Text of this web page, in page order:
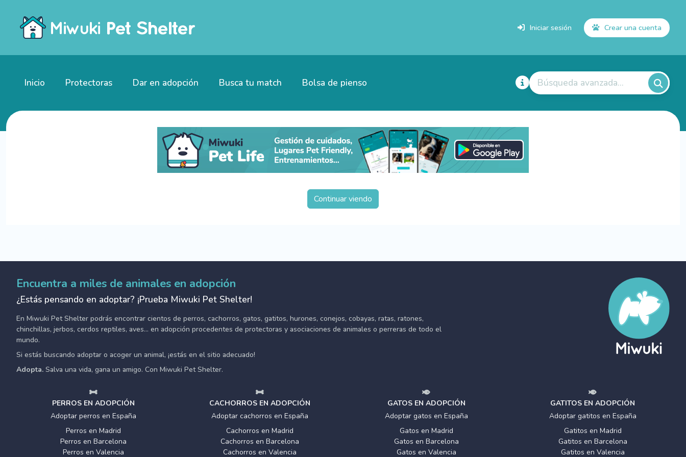
Iniciar sesión Crear una cuenta
Inicio Protectoras Dar en adopción Busca tu match Bolsa de pienso Búsqueda avanzada...
Continuar viendo
Encuentra a miles de animales en adopción
¿Estás pensando en adoptar? ¡Prueba Miwuki Pet Shelter!
En Miwuki Pet Shelter podrás encontrar cientos de perros, cachorros, gatos, gatitos, hurones, conejos, cobayas, ratas, ratones,
chinchillas, jerbos, cerdos reptiles, aves... en adopción procedentes de protectoras y asociaciones de animales o perreras de todo el
mundo.
Si estás buscando adoptar o acoger un animal, ¡estás en el sitio adecuado!
Adopta. Salva una vida, gana un amigo. Con Miwuki Pet Shelter.
PERROS EN ADOPCIÓN
Adoptar perros en España
Perros en Madrid
Perros en Barcelona
Perros en Valencia
CACHORROS EN ADOPCIÓN
Adoptar cachorros en España
Cachorros en Madrid
Cachorros en Barcelona
Cachorros en Valencia
GATOS EN ADOPCIÓN
Adoptar gatos en España
Gatos en Madrid
Gatos en Barcelona
Gatos en Valencia
GATITOS EN ADOPCIÓN
Adoptar gatitos en España
Gatitos en Madrid
Gatitos en Barcelona
Gatitos en Valencia